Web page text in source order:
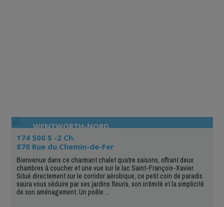
WENTWORTH-NORD
174 500 $ -2 Ch.
870 Rue du Chemin-de-Fer
Bienvenue dans ce charmant chalet quatre saisons, offrant deux
chambres à coucher et une vue sur le lac Saint-François-Xavier.
Situé directement sur le corridor aérobique, ce petit coin de paradis
saura vous séduire par ses jardins fleuris, son intimité et la simplicité
de son aménagement. Un poêle ...